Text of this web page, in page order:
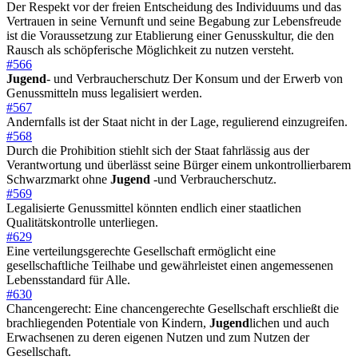
Der Respekt vor der freien Entscheidung des Individuums und das
Vertrauen in seine Vernunft und seine Begabung zur Lebensfreude
ist die Voraussetzung zur Etablierung einer Genusskultur, die den
Rausch als schöpferische Möglichkeit zu nutzen versteht.
#566
Jugend- und Verbraucherschutz Der Konsum und der Erwerb von
Genussmitteln muss legalisiert werden.
#567
Andernfalls ist der Staat nicht in der Lage, regulierend einzugreifen.
#568
Durch die Prohibition stiehlt sich der Staat fahrlässig aus der
Verantwortung und überlässt seine Bürger einem unkontrollierbarem
Schwarzmarkt ohne Jugend -und Verbraucherschutz.
#569
Legalisierte Genussmittel könnten endlich einer staatlichen
Qualitätskontrolle unterliegen.
#629
Eine verteilungsgerechte Gesellschaft ermöglicht eine
gesellschaftliche Teilhabe und gewährleistet einen angemessenen
Lebensstandard für Alle.
#630
Chancengerecht: Eine chancengerechte Gesellschaft erschließt die
brachliegenden Potentiale von Kindern, Jugendlichen und auch
Erwachsenen zu deren eigenen Nutzen und zum Nutzen der
Gesellschaft.